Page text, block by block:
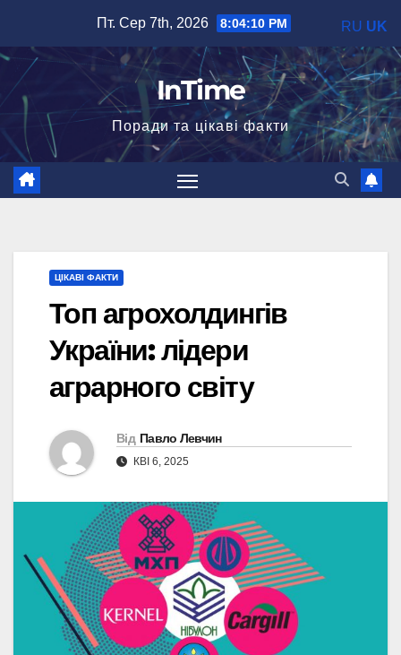
вмісту
Пт. Сер 7th, 2026 8:04:11 PM
InTime
Поради та цікаві факти
ЦІКАВІ ФАКТИ
Топ агрохолдингів
України: лідери
аграрного світу
Від Павло Левчин
КВІ 6, 2025
RU UK